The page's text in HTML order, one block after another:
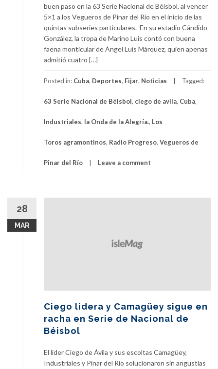
buen paso en la 63 Serie Nacional de Béisbol, al vencer
5×1 a los Vegueros de Pinar del Río en el inicio de las
quintas subseries particulares. En su estadio Cándido
González, la tropa de Marino Luis contó con buena
faena monticular de Ángel Luis Márquez, quien apenas
admitió cuatro […]
Posted in: Cuba, Deportes, Fijar, Noticias Tagged:
63 Serie Nacional de Béisbol, ciego de avila, Cuba,
Industriales, la Onda de la Alegría., Los
Toros agramontinos, Radio Progreso, Vegueros de
Pinar del Río Leave a comment
28
MAR
Ciego lidera y Camagüey sigue en
racha en Serie de Nacional de
Béisbol
El líder Ciego de Ávila y sus escoltas Camagüey,
Industriales y Pinar del Río solucionaron sin angustias